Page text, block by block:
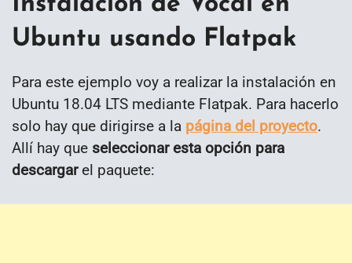
Ubuntu usando Flatpak
Para este ejemplo voy a realizar la instalación en
Ubuntu 18.04 LTS mediante Flatpak. Para hacerlo
solo hay que dirigirse a la página del proyecto.
Allí hay que seleccionar esta opción para
descargarel paquete: